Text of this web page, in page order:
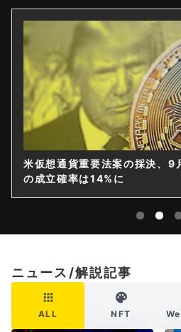
仮想通貨は購入後すぐ送れな
限を要請
ニュース/解説記事
ALL NFT